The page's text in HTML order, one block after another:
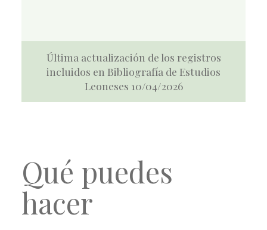
Última actualización de los registros
incluidos en Bibliografía de Estudios
Leoneses 10/04/2026
Qué puedes
hacer